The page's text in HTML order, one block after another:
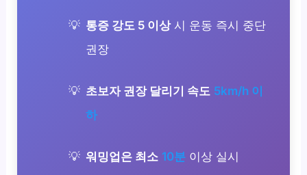
통증 강도 5 이상시 운동 즉시 중단
권장
초보자 권장 달리기 속도 5km/h 이
하
워밍업은 최소 10분이상 실시